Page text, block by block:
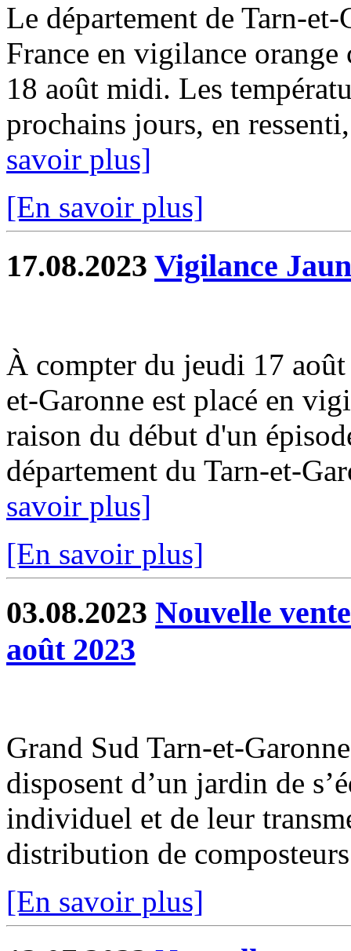
Le département de Tarn-
France en vigilance
18 août midi. Les
prochains jours, en
savoir plus]
[En savoir plus]
17.08.2023 Vigilance
À compter du jeudi 17
et-Garonne est placé en
raison du début d'un
département du Tarn-et-
savoir plus]
[En savoir plus]
03.08.2023 Nouvelle
août 2023
Grand Sud Tarn-et-
disposent d’un jardin de
individuel et de leur
distribution de
[En savoir plus]